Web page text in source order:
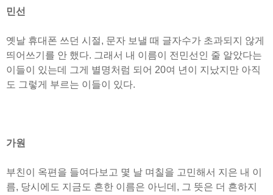
민선
옛날 휴대폰 쓰던 시절, 문자 보낼 때 글자수가 초과되지 않게
띄어쓰기를 안 했다. 그래서 내 이름이 전민선인 줄 알았다는
이들이 있는데 그게 별명처럼 되어 20여 년이 지났지만 아직
도 그렇게 부르는 이들이 있다.
가원
부친이 옥편을 들여다보고 몇 날 며칠을 고민해서 지은 내 이
름, 당시에도 지금도 흔한 이름은 아닌데, 그 뜻은 더 흔하지